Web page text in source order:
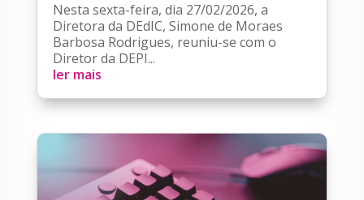
Nesta sexta-feira, dia 27/02/2026, a
Diretora da DEdIC, Simone de Moraes
Barbosa Rodrigues, reuniu-se com o
Diretor da DEPI...
ler mais